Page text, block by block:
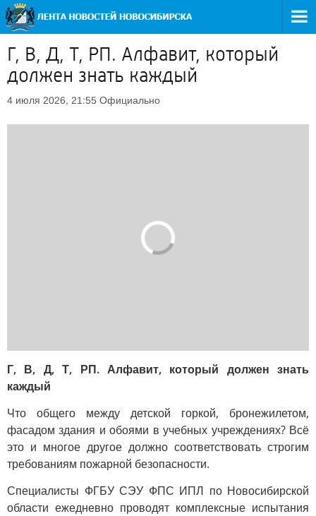
Г, В, Д, Т, РП. Алфавит, который
должен знать каждый
4 июля 2026, 21:55 Официально
Г, В, Д, Т, РП. Алфавит, который должен знать
каждый
Что общего между детской горкой, бронежилетом,
фасадом здания и обоями в учебных учреждениях? Всё
это и многое другое должно соответствовать строгим
требованиям пожарной безопасности.
Специалисты ФГБУ СЭУ ФПС ИПЛ по Новосибирской
области ежедневно проводят комплексные испытания